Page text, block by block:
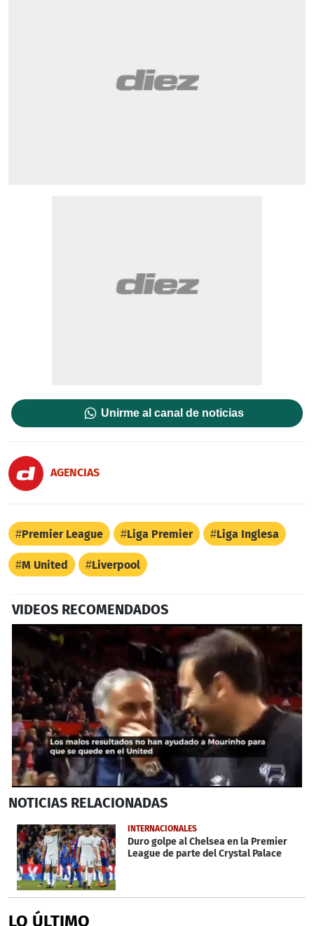
Unirme al canal de noticias
AGENCIAS
Premier League Liga Premier Liga Inglesa
M United Liverpool
VIDEOS RECOMENDADOS
seconds
42
seconds
NOTICIAS RELACIONADAS
INTERNACIONALES
Duro golpe al Chelsea en la Premier
League de parte del Crystal Palace
LO ÚLTIMO